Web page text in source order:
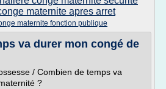
maternite apres arret
maternite fonction publique
va durer mon congé de
/ Combien de temps va
?